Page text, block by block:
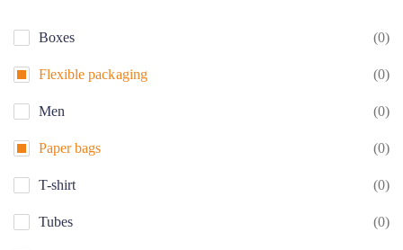
Boxes (0)
Flexible packaging (0)
Men (0)
Paper bags (0)
T-shirt (0)
Tubes (0)